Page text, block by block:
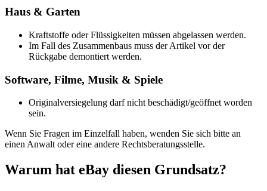
Haus & Garten
Kraftstoffe oder Flüssigkeiten müssen abgelassen werden.
Im Fall des Zusammenbaus muss der Artikel vor der
Rückgabe demontiert werden.
Software, Filme, Musik & Spiele
Originalversiegelung darf nicht beschädigt/geöffnet worden
sein.
Wenn Sie Fragen im Einzelfall haben, wenden Sie sich bitte an
einen Anwalt oder eine andere Rechtsberatungsstelle.
Warum hat eBay diesen Grundsatz?